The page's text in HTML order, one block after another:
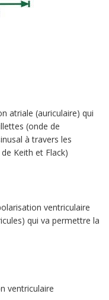
atriale (auriculaire) qui
(onde de
à travers les
Keith et Flack)
ventriculaire
qui va permettre la
ventriculaire